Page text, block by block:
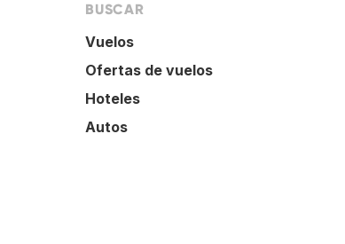
BUSCAR
Vuelos
Ofertas de vuelos
Hoteles
Autos